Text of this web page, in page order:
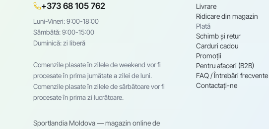
+373 68 105 762
Luni-Vineri: 9:00-18:00
Sâmbătă: 9:00-15:00
Duminică: zi liberă
Comenzile plasate în zilele de weekend vor fi
procesate în prima jumătate a zilei de luni.
Comenzile plasate în zilele de sărbătoare vor fi
procesate în prima zi lucrătoare.
Sportlandia Moldova — magazin online de
Livrare
Ridicare din magazin
Plată
Schimb și retur
Carduri cadou
Promoții
Pentru afaceri (B2B)
FAQ / Întrebări frecvente
Contactați-ne